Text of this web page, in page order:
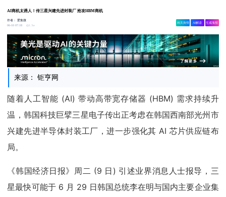
AI商机太诱人！传三星兴建先进封装厂 抢攻HBM商机
作者：爱集微
06-10 07:18
1.3w
相关舆情 AI解读 生成海报
来源： 钜亨网
随着人工智能 (AI) 带动高带宽存储器 (HBM) 需求持续升
温，韩国科技巨擘三星电子传出正考虑在韩国西南部光州市
兴建先进半导体封装工厂，进一步强化其 AI 芯片供应链布
局。
《韩国经济日报》周二 (9 日) 引述业界消息人士报导，三
星最快可能于 6 月 29 日韩国总统李在明与国内主要企业集